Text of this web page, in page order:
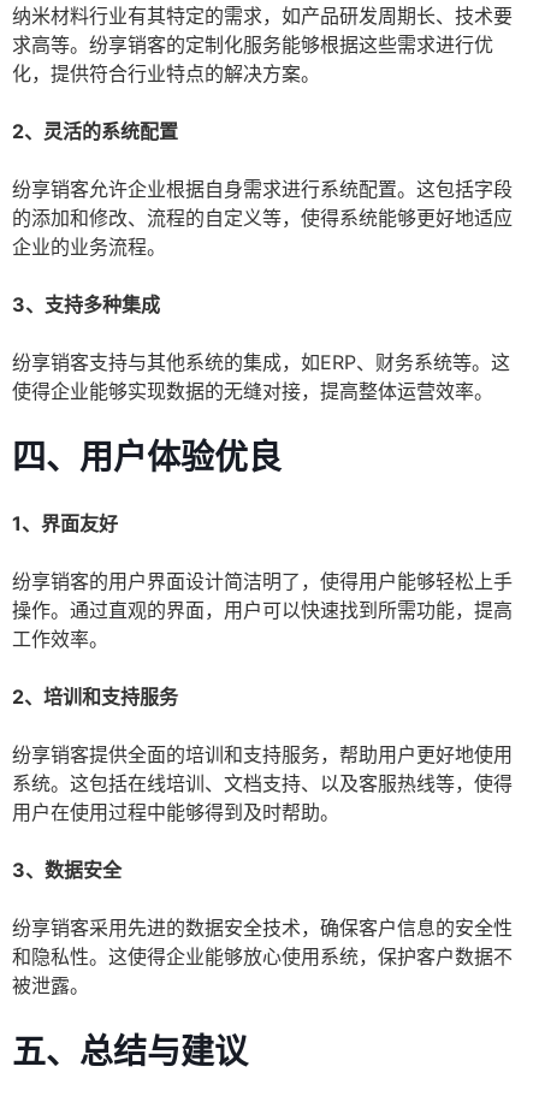
纳米材料行业有其特定的需求，如产品研发周期长、技术要
求高等。纷享销客的定制化服务能够根据这些需求进行优
化，提供符合行业特点的解决方案。
2、灵活的系统配置
纷享销客允许企业根据自身需求进行系统配置。这包括字段
的添加和修改、流程的自定义等，使得系统能够更好地适应
企业的业务流程。
3、支持多种集成
纷享销客支持与其他系统的集成，如ERP、财务系统等。这
使得企业能够实现数据的无缝对接，提高整体运营效率。
四、用户体验优良
1、界面友好
纷享销客的用户界面设计简洁明了，使得用户能够轻松上手
操作。通过直观的界面，用户可以快速找到所需功能，提高
工作效率。
2、培训和支持服务
纷享销客提供全面的培训和支持服务，帮助用户更好地使用
系统。这包括在线培训、文档支持、以及客服热线等，使得
用户在使用过程中能够得到及时帮助。
3、数据安全
纷享销客采用先进的数据安全技术，确保客户信息的安全性
和隐私性。这使得企业能够放心使用系统，保护客户数据不
被泄露。
五、总结与建议